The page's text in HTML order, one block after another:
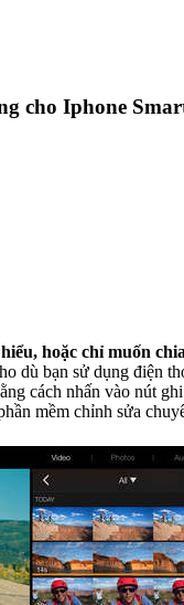
cho Iphone
hoặc chỉ muốn
âm màu đỏ trong ứng dụng
mềm chỉnh sửa